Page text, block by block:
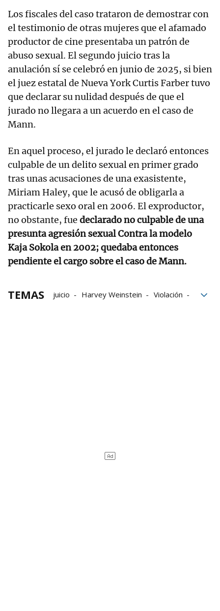
Los fiscales del caso trataron de demostrar con
el testimonio de otras mujeres que el afamado
productor de cine presentaba un patrón de
abuso sexual. El segundo juicio tras la
anulación sí se celebró en junio de 2025, si bien
el juez estatal de Nueva York Curtis Farber tuvo
que declarar su nulidad después de que el
jurado no llegara a un acuerdo en el caso de
Mann.
En aquel proceso, el jurado le declaró entonces
culpable de un delito sexual en primer grado
tras unas acusaciones de una exasistente,
Miriam Haley, que le acusó de obligarla a
practicarle sexo oral en 2006. El exproductor,
no obstante, fue declarado no culpable de una
presunta agresión sexual Contra la modelo
Kaja Sokola en 2002; quedaba entonces
pendiente el cargo sobre el caso de Mann.
TEMAS juicio Harvey Weinstein
Violación